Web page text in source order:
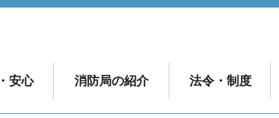
安心 消防局の紹介 法令・制度